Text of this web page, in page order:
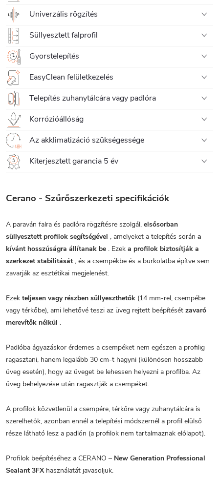
Univerzális rögzítés
Süllyesztett falprofil
Gyorstelepítés
EasyClean felületkezelés
Telepítés zuhanytálcára vagy padlóra
Korrózióállóság
Az akklimatizáció szükségessége
Kiterjesztett garancia 5 év
Cerano - Szűrőszerkezeti specifikációk
A paraván falra és padlóra rögzítésre szolgál, elsősorban
süllyesztett profilok segítségével , amelyeket a telepítés során a
kívánt hosszúságra állítanak be . Ezek a profilok biztosítják a
szerkezet stabilitását , és a csempékbe és a burkolatba építve sem
zavarják az esztétikai megjelenést.
Ezek teljesen vagy részben süllyeszthetők (14 mm-rel, csempébe
vagy térkőbe), ami lehetővé teszi az üveg rejtett beépítését zavaró
merevítők nélkül .
Padlóba ágyazáskor érdemes a csempéket nem egészen a profilig
ragasztani, hanem legalább 30 cm-t hagyni (különösen hosszabb
üveg esetén), hogy az üveget be lehessen helyezni a profilba. Az
üveg behelyezése után ragasztják a csempéket.
A profilok közvetlenül a csempére, térkőre vagy zuhanytálcára is
szerelhetők, azonban ennél a telepítési módszernél a profil elülső
része látható lesz a padlón (a profilok nem tartalmaznak előlapot).
Profilok beépítéséhez a CERANO – New Generation Professional
Sealant 3FXhasználatát javasoljuk.